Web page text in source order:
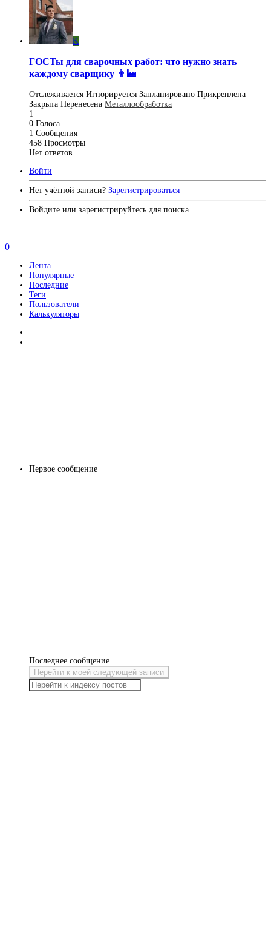
K
ГОСТы для сварочных работ: что нужно знать
каждому сварщику 👨‍🏭
Отслеживается Игнорируется Запланировано Прикреплена
Закрыта Перенесена Металлообработка
1
0 Голоса
1 Сообщения
458 Просмотры
Нет ответов
Войти
Нет учётной записи? Зарегистрироваться
Войдите или зарегистрируйтесь для поиска.
Первое сообщение
Последнее сообщение
Перейти к моей следующей записи
0
Лента
Популярные
Последние
Теги
Пользователи
Калькуляторы